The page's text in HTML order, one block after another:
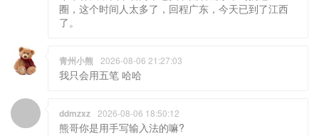
圈，这个时间人太多了，回程广东，今天已到了江西
了。
青州小熊 2026-08-06 21:27:03
我只会用五笔 哈哈
ddmzxz 2026-08-06 18:50:12
熊哥你是用手写输入法的嘛?